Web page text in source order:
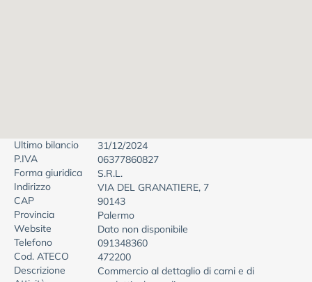
Ultimo bilancio
31/12/2024
P.IVA
06377860827
Forma giuridica
S.R.L.
Indirizzo
VIA DEL GRANATIERE, 7
CAP
90143
Provincia
Palermo
Website
Dato non disponibile
Telefono
091348360
Cod. ATECO
472200
Descrizione
Commercio al dettaglio di carni e di